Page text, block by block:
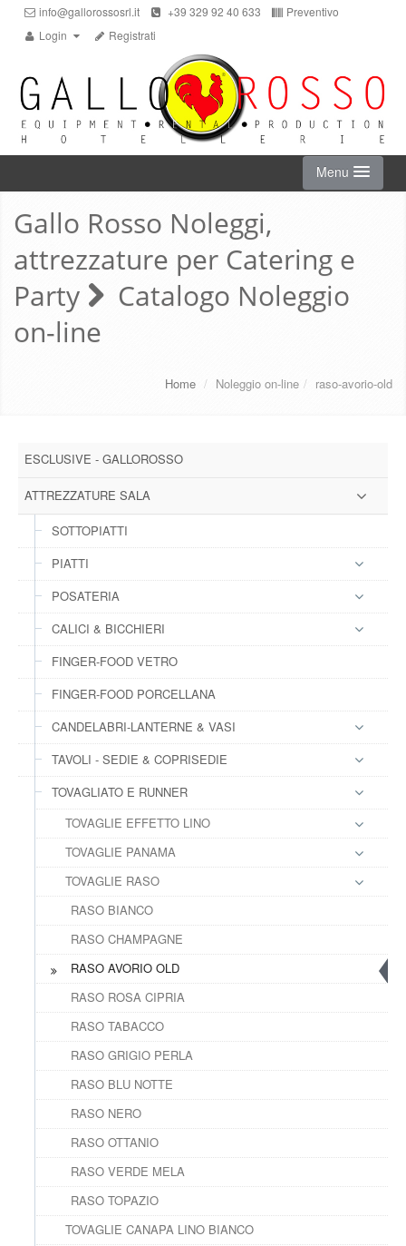
info@gallorossosrl.it +39 329 92 40 633
Preventivo
Login
Registrati
Menu
HOME
NOLEGGIO ON-LINE
CHI SIAMO
CONTATTI
FAQs
REGISTRATI
Gallo Rosso Noleggi,
attrezzature per Catering e
Party
Catalogo Noleggio
on-line
Home / Noleggio on-line / raso-avorio-old
ESCLUSIVE - GALLOROSSO
ATTREZZATURE SALA
SOTTOPIATTI
PIATTI
POSATERIA
CALICI & BICCHIERI
FINGER-FOOD VETRO
FINGER-FOOD PORCELLANA
CANDELABRI-LANTERNE & VASI
TAVOLI - SEDIE & COPRISEDIE
TOVAGLIATO E RUNNER
TOVAGLIE EFFETTO LINO
TOVAGLIE PANAMA
TOVAGLIE RASO
RASO BIANCO
RASO CHAMPAGNE
RASO AVORIO OLD
RASO ROSA CIPRIA
RASO TABACCO
RASO GRIGIO PERLA
RASO BLU NOTTE
RASO NERO
RASO OTTANIO
RASO VERDE MELA
RASO TOPAZIO
TOVAGLIE CANAPA LINO BIANCO